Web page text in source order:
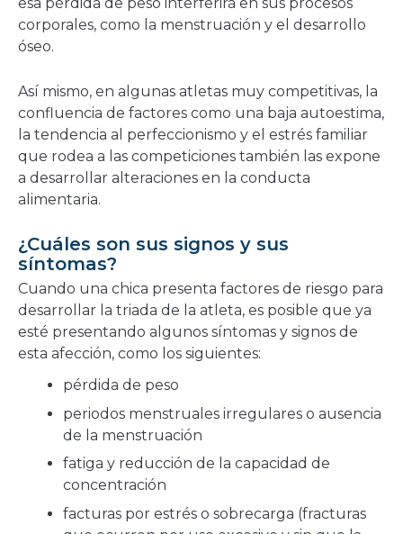
corporales, como la menstruación y el desarrollo
óseo.
Así mismo, en algunas atletas muy competitivas, la
confluencia de factores como una baja autoestima,
la tendencia al perfeccionismo y el estrés familiar
que rodea a las competiciones también las expone
a desarrollar alteraciones en la conducta
alimentaria.
¿Cuáles son sus signos y sus
síntomas?
Cuando una chica presenta factores de riesgo para
desarrollar la triada de la atleta, es posible que ya
esté presentando algunos síntomas y signos de
esta afección, como los siguientes:
pérdida de peso
periodos menstruales irregulares o ausencia
de la menstruación
fatiga y reducción de la capacidad de
concentración
facturas por estrés o sobrecarga (fracturas